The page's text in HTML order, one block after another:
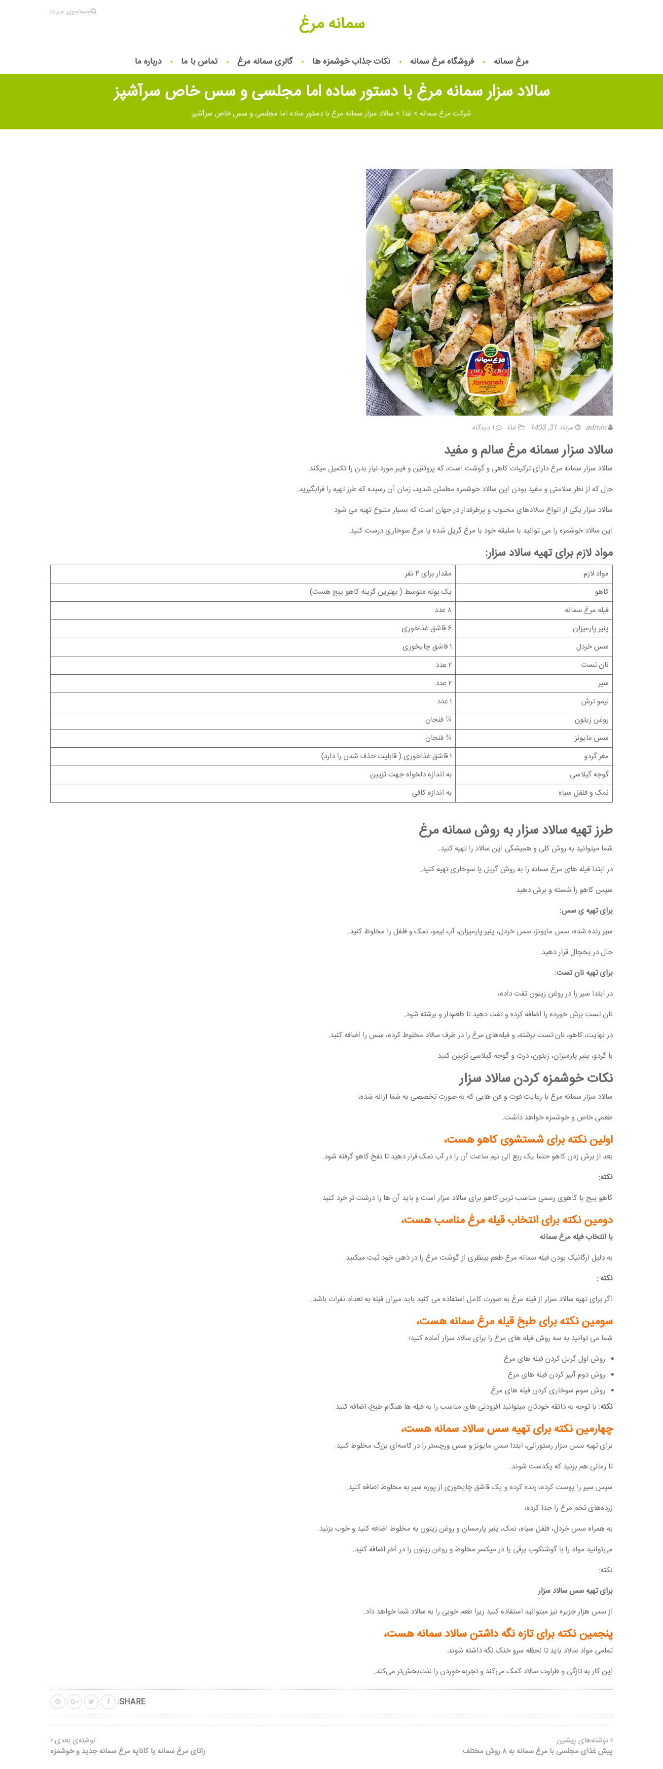
جستجوی عبارت سمانه مرغ
مرغ سمانه فروشگاه مرغ سمانه نکات جذاب خوشمزه ها گالری سمانه مرغ تماس با ما درباره ما
سالاد سزار سمانه مرغ با دستور ساده اما مجلسی و سس خاص سرآشپز
شرکت مرغ سمانه > غذا > سالاد سزار سمانه مرغ با دستور ساده اما مجلسی و سس خاص سرآشپز
admin مرداد 31, 1403 غذا ۱ دیدگاه
سالاد سزار سمانه مرغ سالم و مفید
سالاد سزار سمانه مرغ دارای ترکیبات کاهی و گوشت است، که پروتئین و فیبر مورد نیاز بدن را تکمیل میکند.
حال که از نظر سلامتی و مفید بودن این سالاد خوشمزه مطمئن شدید، زمان آن رسیده که طرز تهیه را فرابگیرید.
سالاد سزار یکی از انواع سالادهای محبوب و پرطرفدار در جهان است که بسیار متنوع تهیه می شود.
این سالاد خوشمزه را می توانید با سلیقه خود با مرغ گریل شده یا مرغ سوخاری درست کنید.
مواد لازم برای تهیه سالاد سزار:
مواد لازم
مقدار برای ۴ نفر
کاهو
یک بوته متوسط ( بهترین گزینه کاهو پیچ هست)
فیله مرغ سمانه
۸ عدد
پنیر پارمیزان
۶ قاشق غذاخوری
سس خردل
۱ قاشق چایخوری
نان تست
۲ عدد
سیر
۲ عدد
لیمو ترش
۱ عدد
روغن زیتون
¼ فنجان
سس مایونز
¾ فنجان
مغز گردو
۱ قاشق غذاخوری ( قابلیت حذف شدن را دارد)
گوجه گیلاسی
به اندازه دلخواه جهت تزیین
نمک و فلفل سیاه
به اندازه کافی
طرز تهیه سالاد سزار به روش سمانه مرغ
شما میتوانید به روش کلی و همیشگی این سالاد را تهیه کنید.
در ابتدا فیله های مرغ سمانه را به روش گریل یا سوخاری تهیه کنید.
سپس کاهو را شسته و برش دهید.
برای تهیه ی سس:
سیر رنده شده، سس مایونز، سس خردل، پنیر پارمیزان، آب لیمو، نمک و فلفل را مخلوط کنید.
حال در یخچال قرار دهید.
برای تهیه نان تست:
در ابتدا سیر را در روغن زیتون تفت داده،
نان تست برش خورده را اضافه کرده و تفت دهید تا طعم‌دار و برشته شود.
در نهایت، کاهو، نان تست برشته، و فیله‌های مرغ را در ظرف سالاد مخلوط کرده، سس را اضافه کنید.
با گردو، پنیر پارمیزان، زیتون، ذرت و گوجه گیلاسی تزیین کنید.
نکات خوشمزه کردن سالاد سزار
سالاد سزار سمانه مرغ با رعایت فوت و فن هایی که به صورت تخصصی به شما ارائه شده،
طعمی خاص و خوشمزه خواهد داشت.
اولین نکته برای شستشوی کاهو هست،
بعد از برش زدن کاهو حتما یک ربع الی نیم ساعت آن را در آب نمک قرار دهید تا نفخ کاهو گرفته شود.
نکته:
کاهو پیچ یا کاهوی رسمی مناسب ترینکاهوبرای سالاد سزار است و باید آن ها را درشت تر خرد کنید.
دومین نکته برای انتخاب قیله مرغ مناسب هست،
با انتخاب فیله مرغ سمانه
به دلیل ارگانیک بودن فیله سمانه مرغ طعم بینظری از گوشت مرغ را در ذهن خود ثبت میکنید.
نکته :
اگر برای تهیه سالاد سزار از فیله مرغ به صورت کامل استفاده می کنید باید میزان فیله به تعداد نفرات باشد.
سومین نکته برای طبخ قیله مرغ سمانه هست،
شما می توانید به سه روش فیله های مرغ را برای سالاد سزار آماده کنید؛
روش اول گریل کردن فیله های مرغ
روش دوم آبپز کردن فیله های مرغ
روش سوم سوخاری کردن فیله های مرغ
نکته: با توجه به ذائقه خودتان میتوانید افزودنی های مناسب را به فیله ها هنگام طبخ، اضافه کنید.
چهارمین نکته برای تهیه سس سالاد سمانه هست،
برای تهیه سس سزار رستورانی، ابتدا سس مایونز و سس ورچستر را در کاسه‌ای بزرگ مخلوط کنید.
تا زمانی هم بزنید که یکدست شوند.
سپس سیر را پوست کرده، رنده کرده و یک قاشق چایخوری از پوره سیر به مخلوط اضافه کنید.
زرده‌های تخم مرغ را جدا کرده،
به همراه سس خردل، فلفل سیاه، نمک، پنیر پارمسان و روغن زیتون به مخلوط اضافه کنید و خوب بزنید.
می‌توانید مواد را با گوشتکوب برقی یا در میکسر مخلوط و روغن زیتون را در آخر اضافه کنید.
نکته:
برای تهیه سس سالاد سزار
از سس هزار جزیره نیز میتوانید استفاده کنید زیرا طعم خوبی را به سالاد شما خواهد داد.
پنجمین نکته برای تازه نگه داشتن سالاد سمانه هست،
تمامی مواد سالاد باید تا لحظه سرو خنک نگه داشته شوند.
این کار به تازگی و طراوت سالاد کمک می‌کند و تجربه خوردن را لذت‌بخش‌تر می‌کند.
SHARE:
نوشته‌های پیشین
پیش غذای مجلسی با مرغ سمانه به ۸ روش مختلف
نوشته‌ی بعدی
راتای مرغ سمانه یا کاناپه مرغ سمانه جدید و خوشمزه